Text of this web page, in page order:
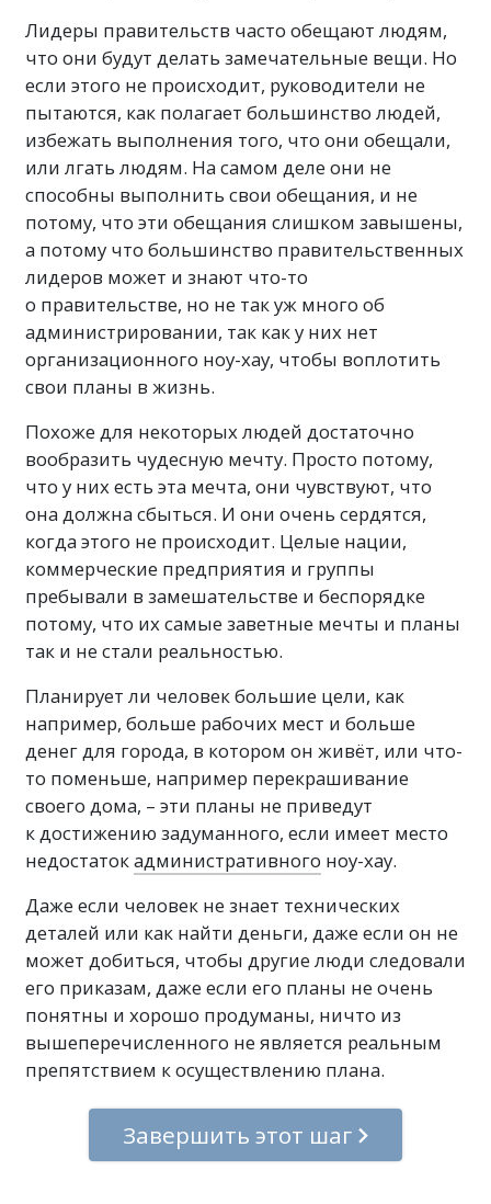
Лидеры правительств часто обещают людям,
что они будут делать замечательные вещи. Но
если этого не происходит, руководители не
пытаются, как полагает большинство людей,
избежать выполнения того, что они обещали,
или лгать людям. На самом деле они не
способны выполнить свои обещания, и не
потому, что эти обещания слишком завышены,
а потому что большинство правительственных
лидеров может и знают что-то
о правительстве, но не так уж много об
администрировании, так как у них нет
организационного ноу-хау, чтобы воплотить
свои планы в жизнь.
Похоже для некоторых людей достаточно
вообразить чудесную мечту. Просто потому,
что у них есть эта мечта, они чувствуют, что
она должна сбыться. И они очень сердятся,
когда этого не происходит. Целые нации,
коммерческие предприятия и группы
пребывали в замешательстве и беспорядке
потому, что их самые заветные мечты и планы
так и не стали реальностью.
Планирует ли человек большие цели, как
например, больше рабочих мест и больше
денег для города, в котором он живёт, или что-
то поменьше, например перекрашивание
своего дома, – эти планы не приведут
к достижению задуманного, если имеет место
недостатокадминистративного ноу-хау.
Даже если человек не знает технических
деталей или как найти деньги, даже если он не
может добиться, чтобы другие люди следовали
его приказам, даже если его планы не очень
понятны и хорошо продуманы, ничто из
вышеперечисленного не является реальным
препятствием к осуществлению плана.
Завершить этот шаг